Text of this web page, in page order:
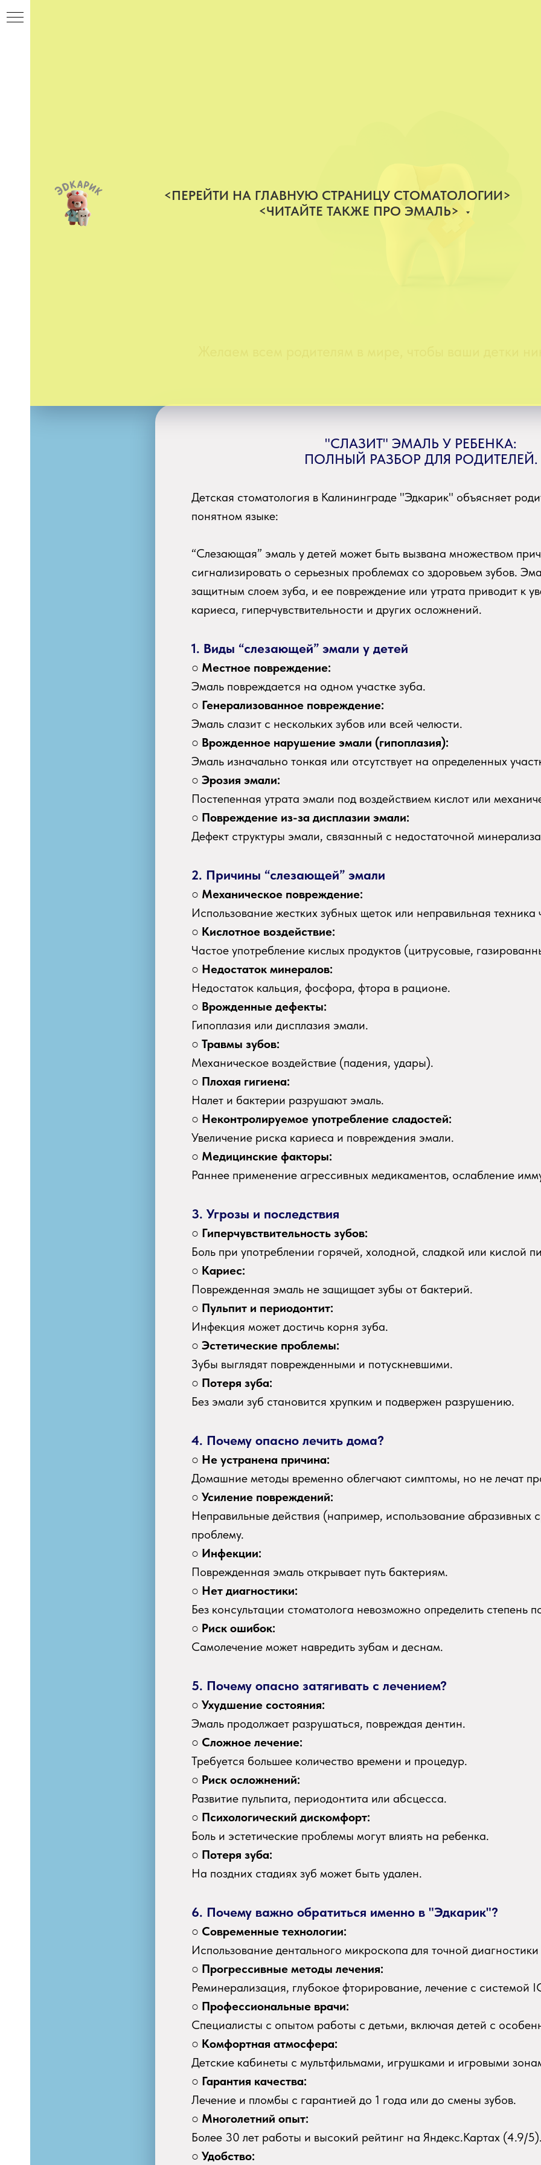
<ПЕРЕЙТИ НА ГЛАВНУЮ СТРАНИЦУ СТОМАТОЛОГИИ>
<ЧИТАЙТЕ ТАКЖЕ ПРО ЭМАЛЬ>
"СЛАЗИТ" ЭМАЛЬ У РЕБЕНКА:
ПОЛНЫЙ РАЗБОР ДЛЯ РОДИТЕЛЕЙ.
Детская стоматология в Калининграде "Эдкарик" объясняет
понятном языке:
“Слезающая” эмаль у детей может быть вызвана множеством
сигнализировать о серьезных проблемах со здоровьем зубов.
защитным слоем зуба, и ее повреждение или утрата приводит к
кариеса, гиперчувствительности и других осложнений.
1. Виды “слезающей” эмали у детей
○ Местное повреждение:
Эмаль повреждается на одном участке зуба.
○ Генерализованное повреждение:
Эмаль слазит с нескольких зубов или всей челюсти.
○ Врожденное нарушение эмали (гипоплазия):
Эмаль изначально тонкая или отсутствует на определенных
○ Эрозия эмали:
Постепенная утрата эмали под воздействием кислот или
○ Повреждение из-за дисплазии эмали:
Дефект структуры эмали, связанный с недостаточной
2. Причины “слезающей” эмали
○ Механическое повреждение:
Использование жестких зубных щеток или неправильная техника
○ Кислотное воздействие:
Частое употребление кислых продуктов (цитрусовые,
○ Недостаток минералов:
Недостаток кальция, фосфора, фтора в рационе.
○ Врожденные дефекты:
Гипоплазия или дисплазия эмали.
○ Травмы зубов:
Механическое воздействие (падения, удары).
○ Плохая гигиена:
Налет и бактерии разрушают эмаль.
○ Неконтролируемое употребление сладостей:
Увеличение риска кариеса и повреждения эмали.
○ Медицинские факторы:
Раннее применение агрессивных медикаментов, ослабление
3. Угрозы и последствия
○ Гиперчувствительность зубов:
Боль при употреблении горячей, холодной, сладкой или кислой
○ Кариес:
Поврежденная эмаль не защищает зубы от бактерий.
○ Пульпит и периодонтит:
Инфекция может достичь корня зуба.
○ Эстетические проблемы:
Зубы выглядят поврежденными и потускневшими.
○ Потеря зуба:
Без эмали зуб становится хрупким и подвержен разрушению.
4. Почему опасно лечить дома?
○ Не устранена причина:
Домашние методы временно облегчают симптомы, но не лечат
○ Усиление повреждений:
Неправильные действия (например, использование абразивных
проблему.
○ Инфекции:
Поврежденная эмаль открывает путь бактериям.
○ Нет диагностики:
Без консультации стоматолога невозможно определить степень
○ Риск ошибок:
Самолечение может навредить зубам и деснам.
5. Почему опасно затягивать с лечением?
○ Ухудшение состояния:
Эмаль продолжает разрушаться, повреждая дентин.
○ Сложное лечение:
Требуется большее количество времени и процедур.
○ Риск осложнений:
Развитие пульпита, периодонтита или абсцесса.
○ Психологический дискомфорт:
Боль и эстетические проблемы могут влиять на ребенка.
○ Потеря зуба:
На поздних стадиях зуб может быть удален.
6. Почему важно обратиться именно в "Эдкарик"?
○ Современные технологии:
Использование дентального микроскопа для точной
○ Прогрессивные методы лечения:
Реминерализация, глубокое фторирование, лечение с системой
○ Профессиональные врачи:
Специалисты с опытом работы с детьми, включая детей с
○ Комфортная атмосфера:
Детские кабинеты с мультфильмами, игрушками и игровыми
○ Гарантия качества:
Лечение и пломбы с гарантией до 1 года или до смены зубов.
○ Многолетний опыт:
Более 30 лет работы и высокий рейтинг на Яндекс.Картах (4.9/5).
○ Удобство: